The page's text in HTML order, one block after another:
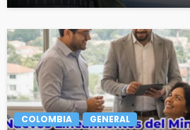
COLOMBIA GENERAL